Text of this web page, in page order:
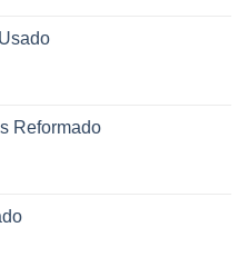
Reformado